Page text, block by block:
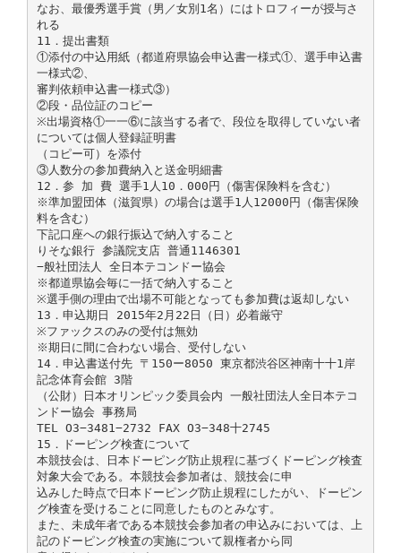
なお、最優秀選手賞（男／女別1名）にはトロフィーが授与さ
れる
11．提出書類
①添付の中込用紙（都道府県協会申込書一様式①、選手申込書
一様式②、
審判依頼申込書一様式③）
②段・品位証のコピー
※出場資格①一一⑥に該当する者で、段位を取得していない者
については個人登録証明書
（コピー可）を添付
③人数分の参加費納入と送金明細書
12．参 加 費 選手1人10．000円（傷害保険料を含む）
※準加盟団体（滋賀県）の場合は選手1人12000円（傷害保険
料を含む）
下記口座への銀行振込で納入すること
りそな銀行 参議院支店 普通1146301
−般社団法人 全日本テコンドー協会
※都道県協会毎に一括で納入すること
※選手側の理由で出場不可能となっても参加費は返却しない
13．申込期日 2015年2月22日（日）必着厳守
※ファックスのみの受付は無効
※期日に間に合わない場合、受付しない
14．申込書送付先 〒150ー8050 東京都渋谷区神南十十1岸
記念体育会館 3階
（公財）日本オリンピック委員会内 一般社団法人全日本テコ
ンドー協会 事務局
TEL O3−3481−2732 FAX O3−348十2745
15．ドーピング検査について
本競技会は、日本ドーピング防止規程に基づくドーピング検査
対象大会である。本競技会参加者は、競技会に申
込みした時点で日本ドーピング防止規程にしたがい、ドーピン
グ検査を受けることに同意したものとみなす。
また、未成年者である本競技会参加者の申込みにおいては、上
記のドーピング検査の実施について親権者から同